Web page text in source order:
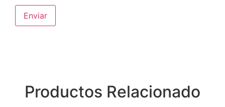
Productos Relacionado